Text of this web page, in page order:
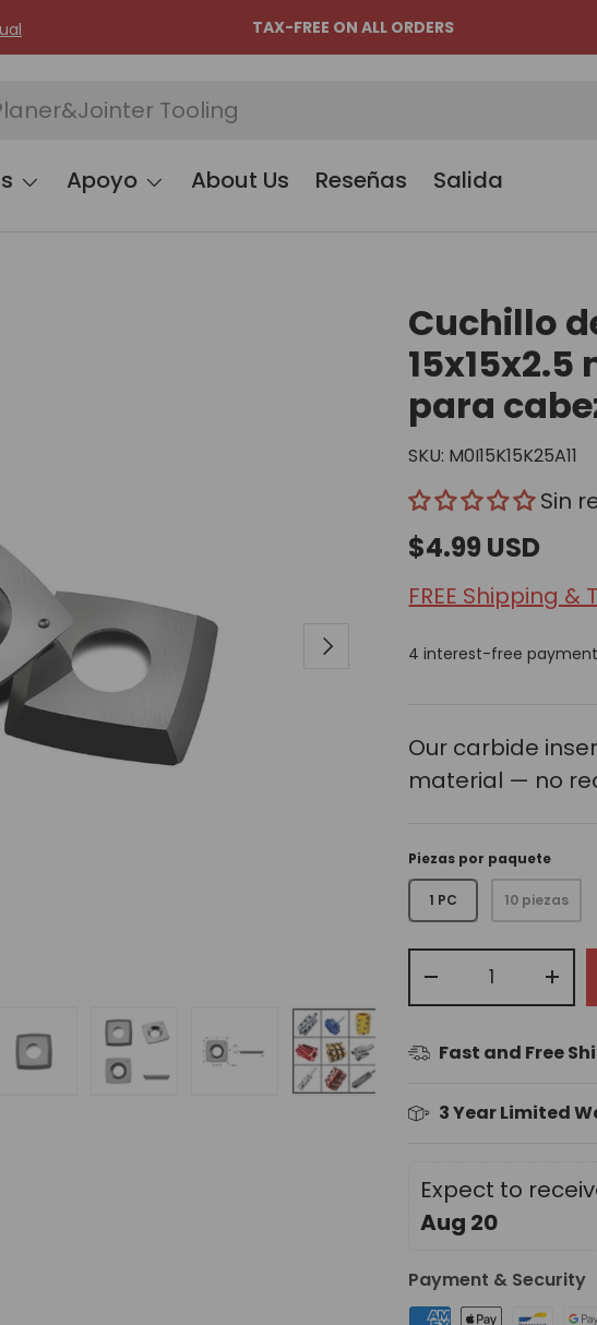
TAX-FREE ON ALL ORDERS
Apoyo About Us Reseñas Salida
Siguiente
Cargar imagen 4 en la vista de galería
Cargar imagen 5 en la vista de galería
Cargar imagen 6 en la vista de
Cargar imagen 7 en
Cuchillo
para
SKU: M0I15K15K25A11
Sin
$4.99 USD
FREE Shipping &
4 interest-free
Our carbide
material — no
Piezas por paquete
1 PC 10 piezas
+
Fast and Free
3 Year Limited
Expect to
Aug 20
Payment & Security